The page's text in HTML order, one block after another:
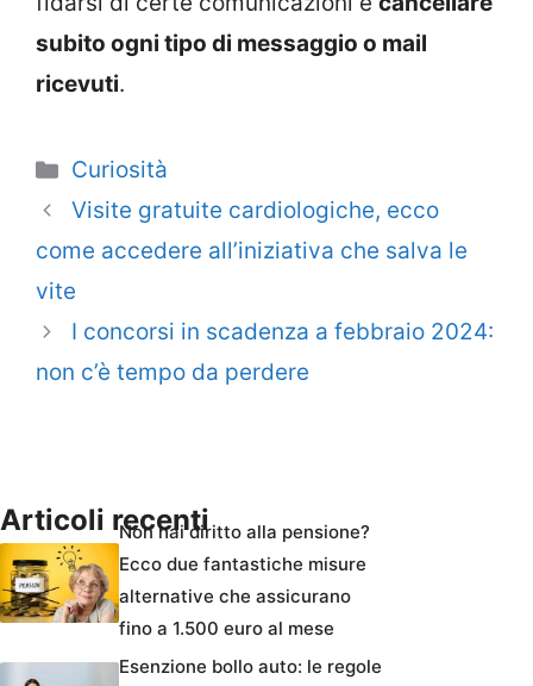
subito ogni tipo di messaggio o mail
ricevuti.
Categorie
Curiosità
Visite gratuite cardiologiche, ecco
come accedere all’iniziativa che salva le
vite
I concorsi in scadenza a febbraio 2024:
non c’è tempo da perdere
Articoli recentiNon hai diritto alla pensione?
Ecco due fantastiche misure
alternative che assicurano
fino a 1.500 euro al mese
Esenzione bollo auto: le regole